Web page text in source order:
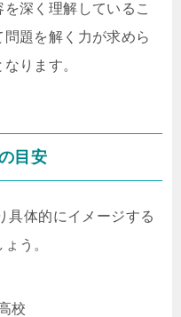
深く理解しているこ
題を解く力が求めら
ります。
目安
具体的にイメージする
う。
校